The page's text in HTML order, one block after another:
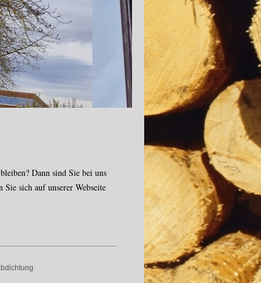
bei
Dann sind Sie bei uns
sich auf unserer Webseite